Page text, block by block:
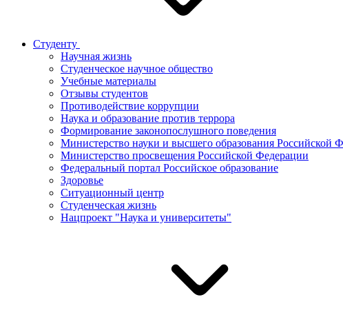
Студенту
Научная жизнь
Студенческое научное общество
Учебные материалы
Отзывы студентов
Противодействие коррупции
Наука и образование против террора
Формирование законопослушного поведения
Министерство науки и высшего образования Российской
Министерство просвещения Российской Федерации
Федеральный портал Российское образование
Здоровье
Ситуационный центр
Студенческая жизнь
Нацпроект "Наука и университеты"